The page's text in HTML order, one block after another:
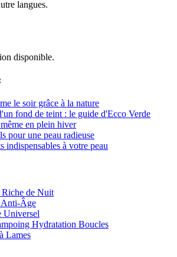
langues.
disponible.
le soir grâce à la nature
fond de teint : le guide d'Ecco Verde
en plein hiver
pour une peau radieuse
indispensables à votre peau
de Nuit
Anti-Âge
Universel
Hydratation Boucles
Lames